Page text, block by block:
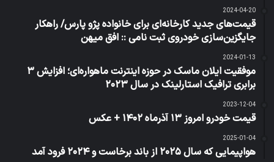
2024-04-20
قیمت‌های جدید کارخانه‌ای برای خانواده پژو پارس/ راهکار
جایگزین‌‌سازی خودروی ثبت نامی :: افق میهن
2024-01-13
موفقیت ایلان ماسک در حوزه اینترنت ماهواره‌ای؛ افزایش ۳
برابری ترافیک استارلینک در سال ۲۰۲۳
2023-12-04
قیمت خودرو امروز ۱۳ آذرماه ۱۴۰۲ + عکس
2025-01-04
هواپیمایی که سال ۲۰۲۵ از باند برخاست و ۲۰۲۴ فرود آمد